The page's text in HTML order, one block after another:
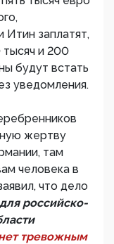
заплатят,
и 200
будут встать
уведомления.
жертву
там
человека в
что дело
российско-
тревожным